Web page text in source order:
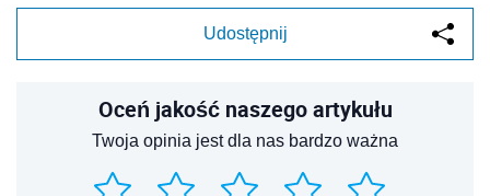
Udostępnij
Oceń jakość naszego artykułu
Twoja opinia jest dla nas bardzo ważna